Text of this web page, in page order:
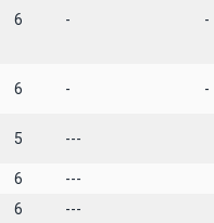
6 - -
6 - -
5 ---
6
---
6 ---